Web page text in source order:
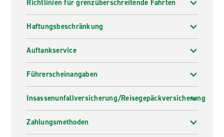
Richtlinien für grenzüberschreitende Fahrten
Haftungsbeschränkung
Auftankservice
Führerscheinangaben
Insassenunfallversicherung/Reisegepäckversicherung
Zahlungsmethoden